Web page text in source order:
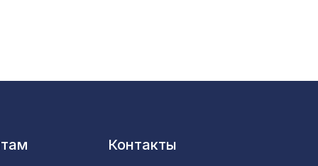
Контакты